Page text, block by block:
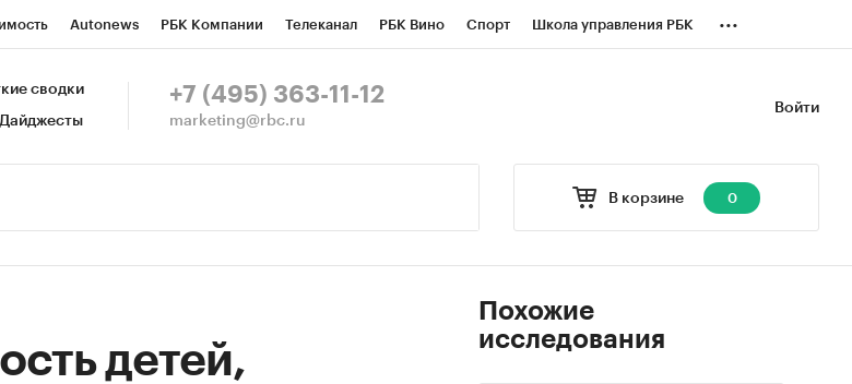
Autonews РБК Компании Телеканал РБК Вино Спорт Школа управления РБК
СПб Конференции СПб Спецпроекты
...
Войти
сводки
Дайджесты
+7 (495) 363-11-12
marketing@rbc.ru
В корзине 0
детей,
Похожие
исследования